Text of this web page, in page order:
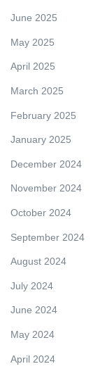
June 2025
May 2025
April 2025
March 2025
February 2025
January 2025
December 2024
November 2024
October 2024
September 2024
August 2024
July 2024
June 2024
May 2024
April 2024